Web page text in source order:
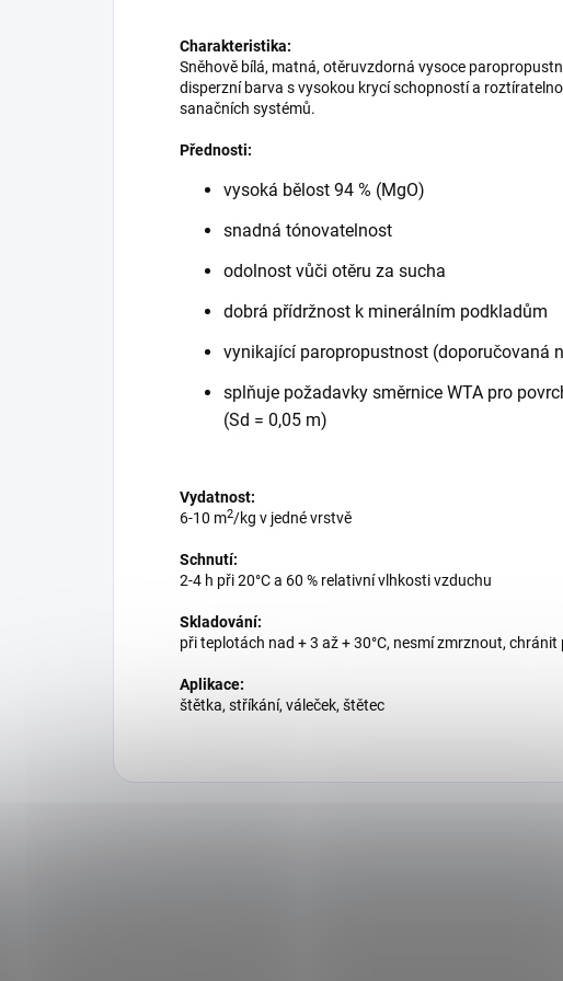
Charakteristika:
Sněhově bílá, matná, otěruvzdorná vysoce
disperzní barva s vysokou krycí schopností a
sanačních systémů.
Přednosti:
vysoká bělost 94 % (MgO)
snadná tónovatelnost
odolnost vůči otěru za sucha
dobrá přídržnost k minerálním podkladům
vynikající paropropustnost (doporučovaná
splňuje požadavky směrnice WTA pro
(Sd = 0,05 m)
Vydatnost:
6-10 m2/kg v jedné vrstvě
Schnutí:
2-4 h při 20°C a 60 % relativní vlhkosti vzduchu
Skladování:
při teplotách nad + 3 až + 30°C, nesmí zmrznout,
Aplikace:
štětka, stříkání, váleček, štětec